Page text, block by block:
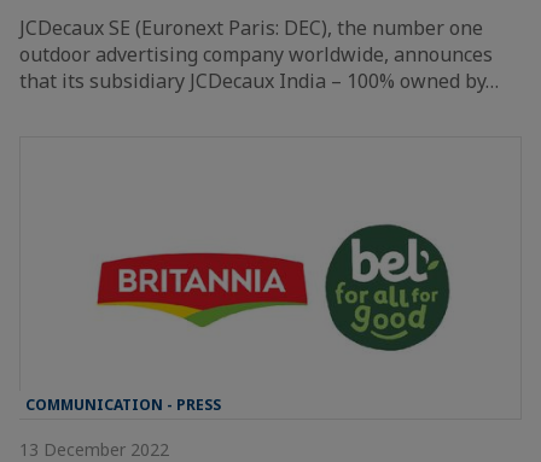
JCDecaux SE (Euronext Paris: DEC), the number one
outdoor advertising company worldwide, announces
that its subsidiary JCDecaux India – 100% owned by…
COMMUNICATION - PRESS
13 December 2022